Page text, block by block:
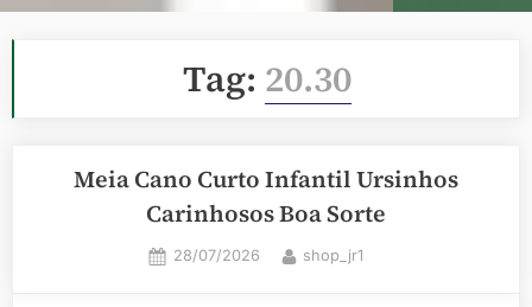
Tag: 20.30
Meia Cano Curto Infantil Ursinhos
Carinhosos Boa Sorte
Posted
28/07/2026 By
shop_jr1